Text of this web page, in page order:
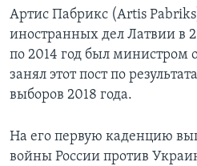
Артис Пабрикс (Artis
иностранных дел Латвии в
по 2014 год был министром
занял этот пост по
выборов 2018 года.
На его первую каденцию
войны России против